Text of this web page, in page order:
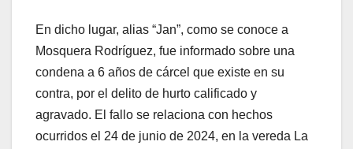
En dicho lugar, alias “Jan”, como se conoce a
Mosquera Rodríguez, fue informado sobre una
condena a 6 años de cárcel que existe en su
contra, por el delito de hurto calificado y
agravado. El fallo se relaciona con hechos
ocurridos el 24 de junio de 2024, en la vereda La